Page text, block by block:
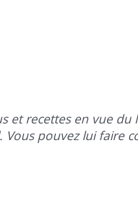
et recettes en vue
pouvez lui faire